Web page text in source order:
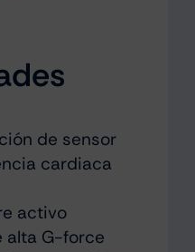
de sensor
cardiaca
activo
alta G-force